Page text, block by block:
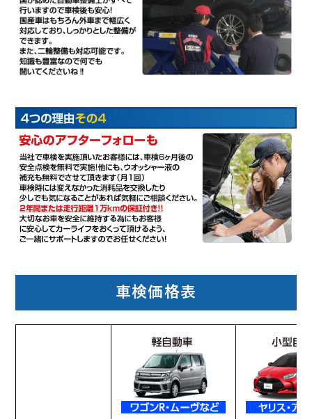
車検価格表